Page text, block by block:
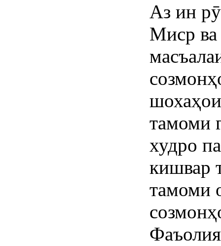
Аз ин
Миср ва
тамоми
худро
кишвар
тамоми